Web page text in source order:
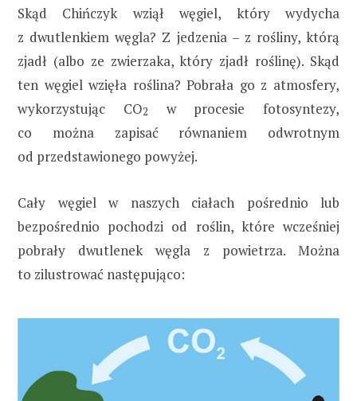
Skąd Chińczyk wziął węgiel, który wydycha
z dwutlenkiem węgla? Z jedzenia – z rośliny, którą
zjadł (albo ze zwierzaka, który zjadł roślinę). Skąd
ten węgiel wzięła roślina? Pobrała go z atmosfery,
wykorzystując CO2
w procesie fotosyntezy,
co można zapisać równaniem odwrotnym
od przedstawionego powyżej.
Cały węgiel w naszych ciałach pośrednio lub
bezpośrednio pochodzi od roślin, które wcześniej
pobrały dwutlenek węgla z powietrza. Można
to zilustrować następująco: